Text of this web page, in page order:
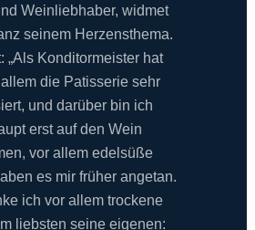
Weinliebhaber, widmet
seinem Herzensthema.
„Als Konditormeister hat
die Patisserie sehr
und darüber bin ich
erst auf den Wein
vor allem edelsüße
es mir früher angetan.
ich vor allem trockene
liebsten seine eigenen: